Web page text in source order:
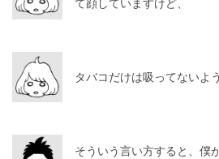
て顔していますけど、
タバコだけは吸ってないよ
そういう言い方すると、僕